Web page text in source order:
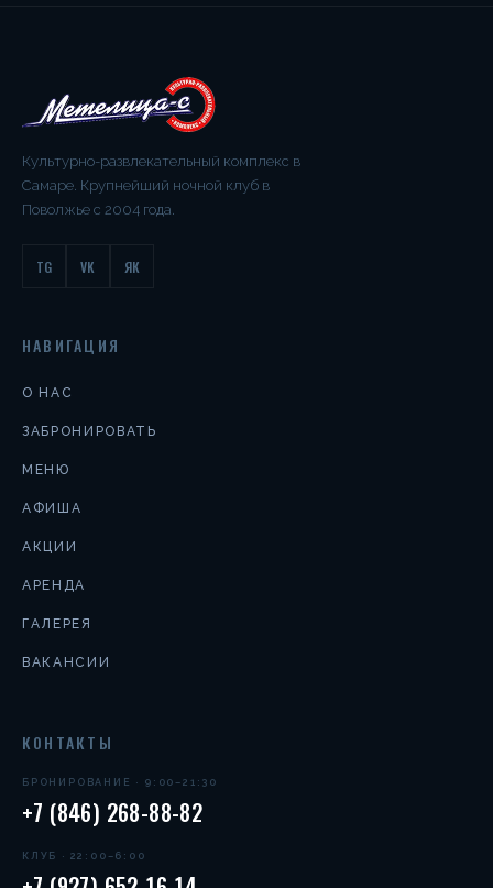
Культурно-развлекательный комплекс в
Самаре. Крупнейший ночной клуб в
Поволжье с 2004 года.
TG VK ЯК
НАВИГАЦИЯ
О НАС
ЗАБРОНИРОВАТЬ
МЕНЮ
АФИША
АКЦИИ
АРЕНДА
ГАЛЕРЕЯ
ВАКАНСИИ
КОНТАКТЫ
БРОНИРОВАНИЕ · 9:00–21:30
+7 (846) 268-88-82
КЛУБ · 22:00–6:00